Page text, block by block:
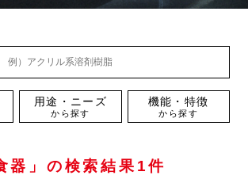
用途・ニーズ
から探す
機能・特徴
から探す
器」の検索結果1件